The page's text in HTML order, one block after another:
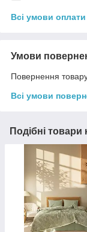
Всі умови оплати
Умови
Повернення
Всі умови
Подібні товари